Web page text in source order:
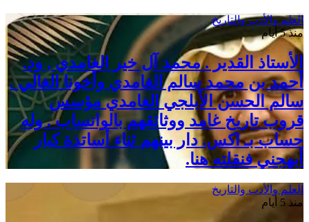
العلم والأدب والتاريخ
منذ 5 أيام
الأستاذ القدير . محمد آل خير الغامدي , ود.
أحمد بن محمد سالم الغامدي وأخونا الغالي .
سالم الحسن الأبلجي الغامدي مؤسس
قروب تاريخ غامد ووثائقهم بالواتساب . وله
حساب بـ اكس. دار بينهم ثناء أساتذة كبار
أبهجني فنقلته هنا.
العلم والأدب والتاريخ
منذ 5 أيام